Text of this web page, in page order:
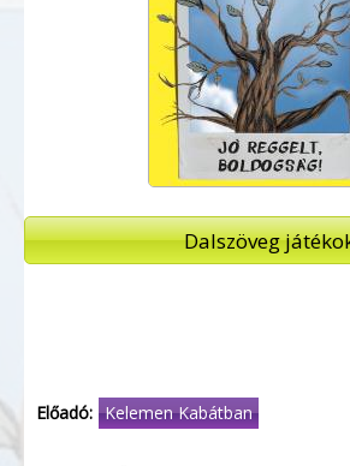
Dalszöveg
Előadó: Kelemen Kabátban